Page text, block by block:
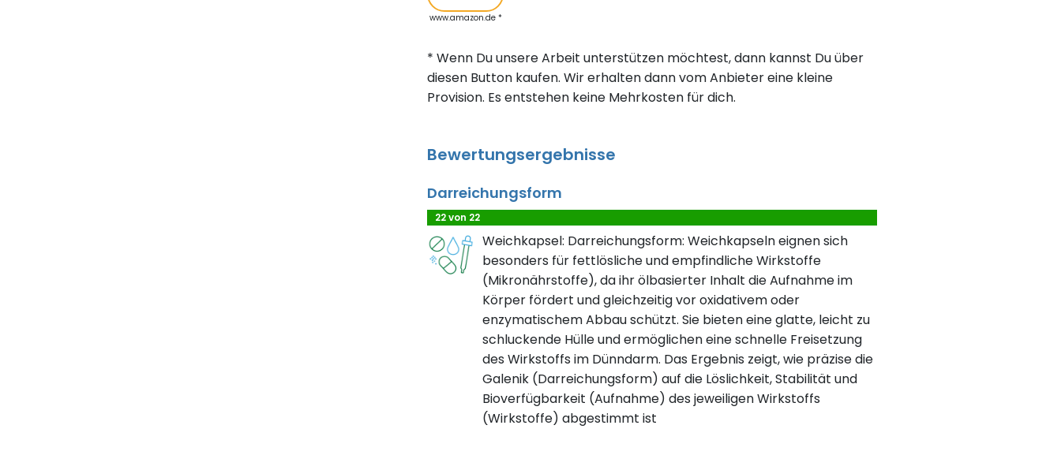
www.amazon.de *
* Wenn Du unsere Arbeit unterstützen möchtest, dann kannst Du über
diesen Button kaufen. Wir erhalten dann vom Anbieter eine kleine
Provision. Es entstehen keine Mehrkosten für dich.
Bewertungsergebnisse
Darreichungsform
22 von 22
Weichkapsel: Darreichungsform: Weichkapseln eignen sich
besonders für fettlösliche und empfindliche Wirkstoffe
(Mikronährstoffe), da ihr ölbasierter Inhalt die Aufnahme im
Körper fördert und gleichzeitig vor oxidativem oder
enzymatischem Abbau schützt. Sie bieten eine glatte, leicht zu
schluckende Hülle und ermöglichen eine schnelle Freisetzung
des Wirkstoffs im Dünndarm. Das Ergebnis zeigt, wie präzise die
Galenik (Darreichungsform) auf die Löslichkeit, Stabilität und
Bioverfügbarkeit (Aufnahme) des jeweiligen Wirkstoffs
(Wirkstoffe) abgestimmt ist